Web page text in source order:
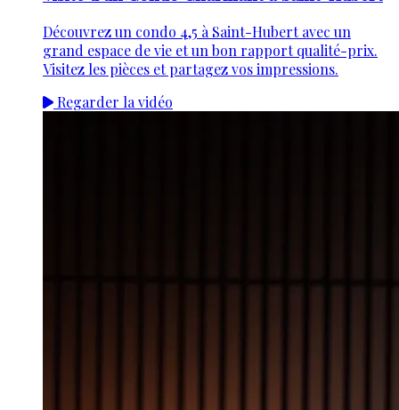
Découvrez un condo 4,5 à Saint-Hubert avec un
grand espace de vie et un bon rapport qualité-prix.
Visitez les pièces et partagez vos impressions.
Regarder la vidéo